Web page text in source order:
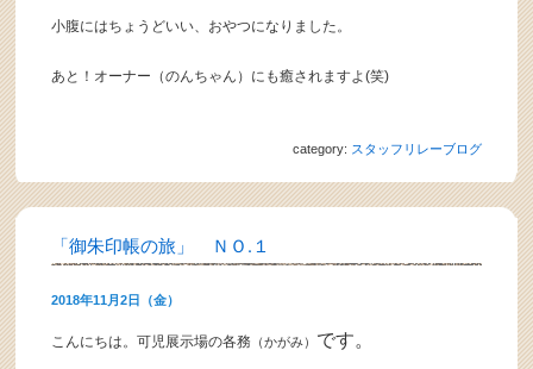
小腹にはちょうどいい、おやつになりました。
あと！オーナー（のんちゃん）にも癒されますよ(笑)
category: スタッフリレーブログ
「御朱印帳の旅」 ＮＯ.１
2018年11月2日（金）
こんにちは。可児展示場の各務 （かがみ） です。